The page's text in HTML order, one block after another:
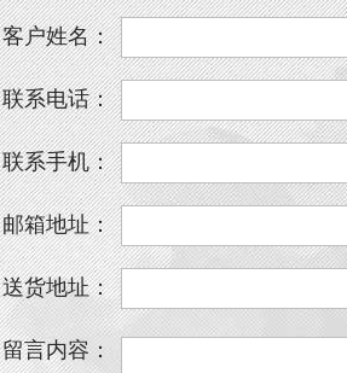
客户姓名：
联系电话：
联系手机：
邮箱地址：
送货地址：
留言内容：